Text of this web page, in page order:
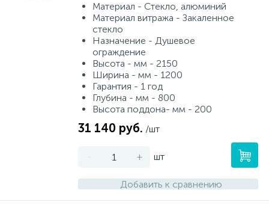
Материал - Стекло, алюминий
Материал витража - Закаленное
стекло
Назначение - Душевое
ограждение
Высота - мм - 2150
Ширина - мм - 1200
Гарантия - 1 год
Глубина - мм - 800
Высота поддона- мм - 200
31 140 руб. /шт
- + шт
Добавить к сравнению